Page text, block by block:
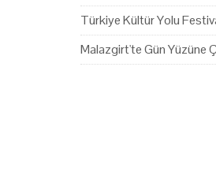
Türkiye Kültür Yolu
Malazgirt'te Gün Yüzüne